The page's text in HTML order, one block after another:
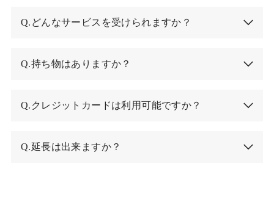
Q.どんなサービスを受けられますか？
Q.持ち物はありますか？
Q.クレジットカードは利用可能ですか？
Q.延長は出来ますか？